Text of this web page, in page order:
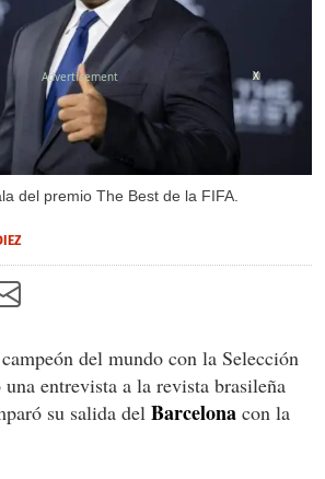
del premio The Best de la FIFA.
X
del mundo con la Selección
entrevista a la revista brasileña
su salida del Barcelona con la